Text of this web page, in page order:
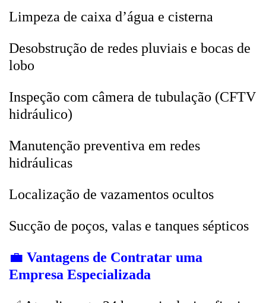
Limpeza de caixa d’água e cisterna
Desobstrução de redes pluviais e bocas de
lobo
Inspeção com câmera de tubulação (CFTV
hidráulico)
Manutenção preventiva em redes
hidráulicas
Localização de vazamentos ocultos
Sucção de poços, valas e tanques sépticos
💼 Vantagens de Contratar uma
Empresa Especializada